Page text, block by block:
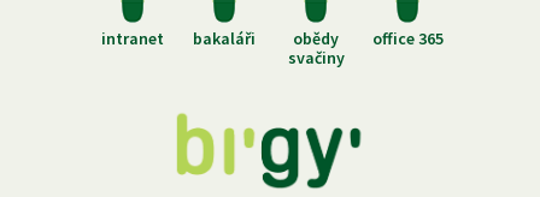
intranet bakaláři
obědy
svačiny
office 365